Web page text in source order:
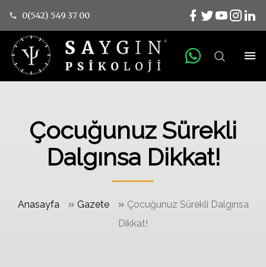
0(542) 549 37 00
Çocuğunuz Sürekli
Dalgınsa Dikkat!
Anasayfa » Gazete » Çocuğunuz Sürekli Dalgınsa
Dikkat!